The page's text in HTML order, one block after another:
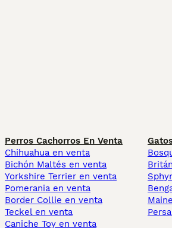
Perros Cachorros En Venta
Chihuahua en venta
Bichón Maltés en venta
Yorkshire Terrier en venta
Pomerania en venta
Border Collie en venta
Teckel en venta
Caniche Toy en venta